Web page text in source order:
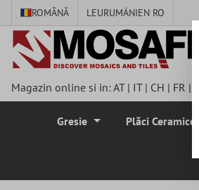
springen
ROMÂNĂ LEURUMÄNIEN RO
Magazin online si in:AT| IT| CH | FR |
Gresie Plăci Ceramice